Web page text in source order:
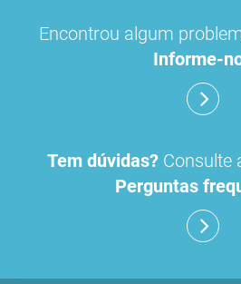
Encontrou algum
Informe-
Tem dúvidas? Consulte
Perguntas